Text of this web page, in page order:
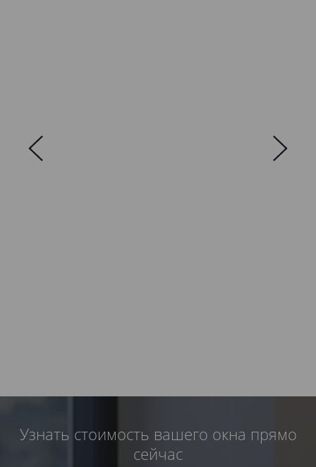
Узнать стоимость вашего окна прямо
сейчас